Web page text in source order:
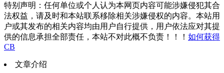
特别声明：任何单位或个人认为本网页内容可能涉嫌侵犯其合
法权益，请及时和本站联系移除相关涉嫌侵权的内容。本站用
户或其发布的相关内容均由用户自行提供，用户依法应对其提
供的信息承担全部责任，本站不对此概不负责！！！ 如何获得
CB
文章介绍